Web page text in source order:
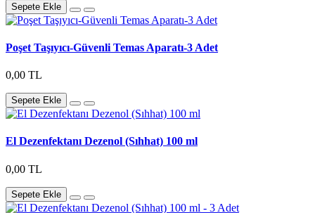
Sepete Ekle
Poşet Taşıyıcı-Güvenli Temas Aparatı-3 Adet
0,00 TL
Sepete Ekle
El Dezenfektanı Dezenol (Sıhhat) 100 ml
0,00 TL
Sepete Ekle